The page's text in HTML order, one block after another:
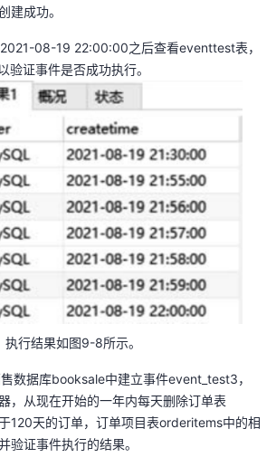
建成功。
08-19 22:00:00之后查看eventtest表，
验证事件是否成功执行。
执行结果如图9-8所示。
数据库booksale中建立事件event_test3，
，从现在开始的一年内每天删除订单表
120天的订单，订单项目表orderitems中的相
验证事件执行的结果。